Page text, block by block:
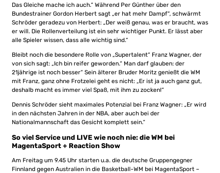
Das Gleiche mache ich auch.“ Während Per Günther über den
Bundestrainer Gordon Herbert sagt „er hat mehr Dampf“, schwärmt
Schröder geradezu von Herbert: „Der weiß genau, was er braucht, was
er will. Die Rollenverteilung ist ein sehr wichtiger Punkt. Er lässt aber
alle Spieler wissen, dass alle wichtig sind.“
Bleibt noch die besondere Rolle von „Supertalent“ Franz Wagner, der
von sich sagt: „Ich bin reifer geworden.“ Man darf glauben: der
21jährige ist noch besser“ Sein älterer Bruder Moritz genießt die WM
mit Franz, ganz ohne Frotzelei geht es nicht: „Er ist ja auch ganz gut,
deshalb macht es immer viel Spaß, mit ihm zu zocken!“
Dennis Schröder sieht maximales Potenzial bei Franz Wagner: „Er wird
in den nächsten Jahren in der NBA, aber auch bei der
Nationalmannschaft das Gesicht komplett sein.“
So viel Service und LIVE wie noch nie: die WM bei
MagentaSport + Reaction Show
Am Freitag um 9.45 Uhr starten u.a. die deutsche Gruppengegner
Finnland gegen Australien in die Basketball-WM bei MagentaSport –